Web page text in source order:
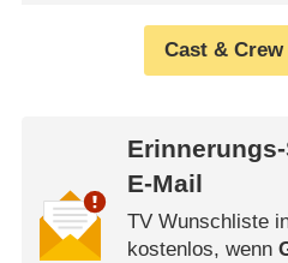
Cast &
E-Mail
TV Wunschliste
kostenlos, wenn